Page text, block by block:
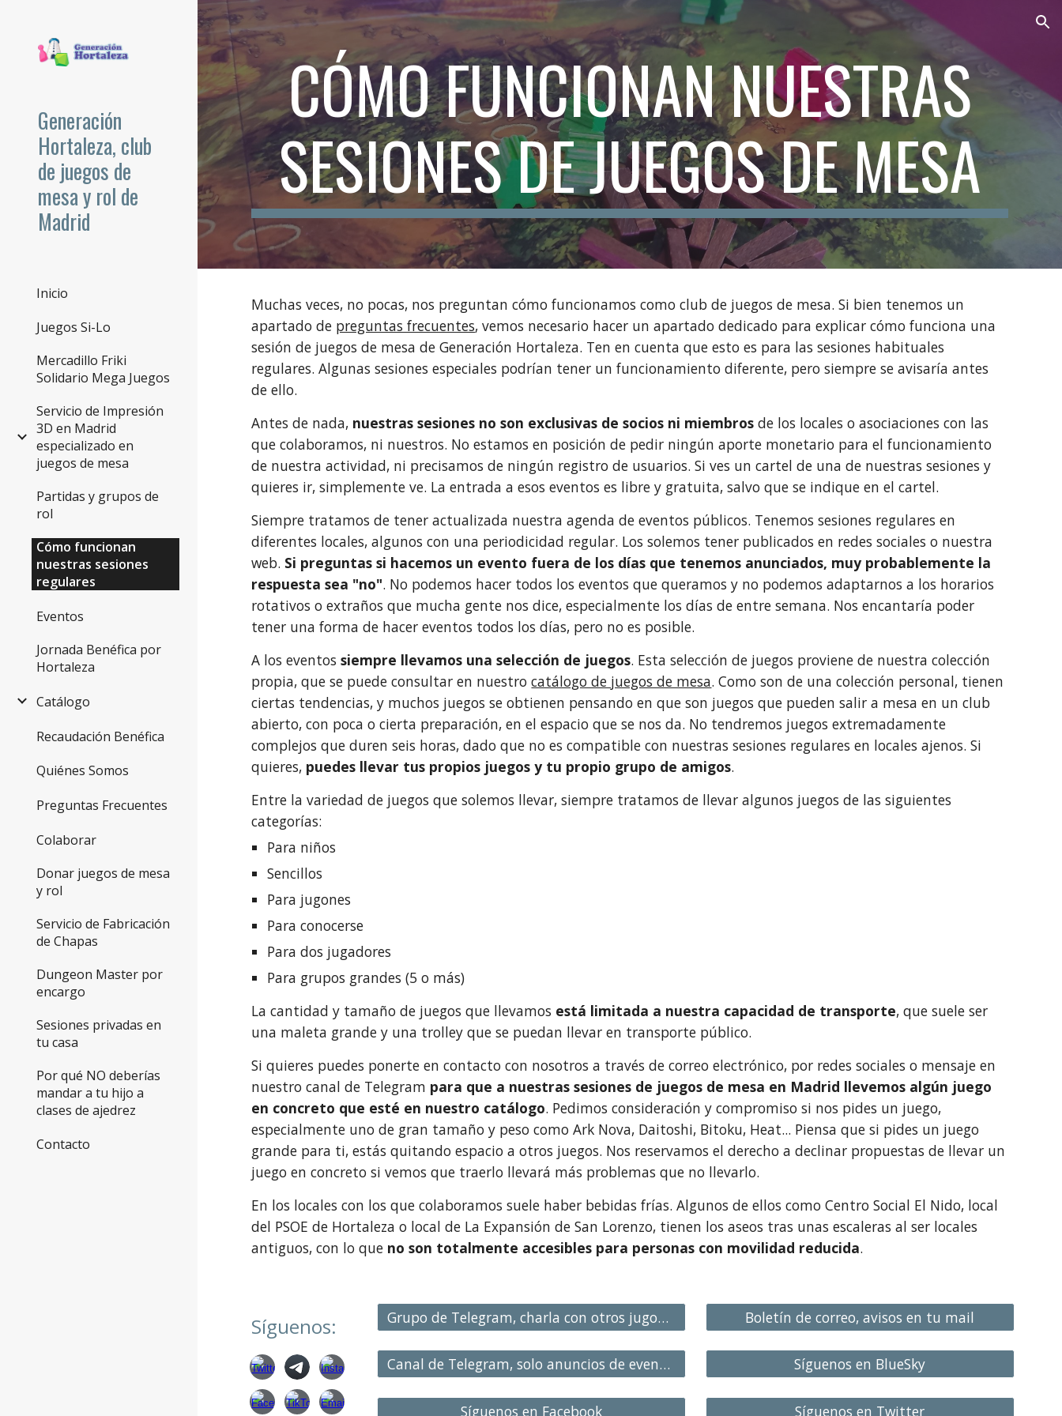
Skip to main content Skip to navigation
Generación
Hortaleza, club
de juegos de
mesa y rol de
Madrid
Inicio
Juegos Si-Lo
Mercadillo Friki
Solidario Mega Juegos
Servicio de Impresión
3D en Madrid
especializado en
juegos de mesa
Partidas y grupos de
rol
Cómo funcionan
nuestras sesiones
regulares
Eventos
Jornada Benéfica por
Hortaleza
Catálogo
Recaudación Benéfica
Quiénes Somos
Preguntas Frecuentes
Colaborar
Donar juegos de mesa
y rol
Servicio de Fabricación
de Chapas
Dungeon Master por
encargo
Sesiones privadas en
tu casa
Por qué NO deberías
mandar a tu hijo a
clases de ajedrez
Contacto
CÓMO FUNCIONAN NUESTRAS
SESIONES DE JUEGOS DE MESA
Muchas veces, no pocas, nos preguntan cómo funcionamos como club de juegos de mesa. Si bien tenemos un
apartado de preguntas frecuentes, vemos necesario hacer un apartado dedicado para explicar cómo funciona una
sesión de juegos de mesa de Generación Hortaleza. Ten en cuenta que esto es para las sesiones habituales
regulares. Algunas sesiones especiales podrían tener un funcionamiento diferente, pero siempre se avisaría antes
de ello.
Antes de nada, nuestras sesiones no son exclusivas de socios ni miembros de los locales o asociaciones con las
que colaboramos, ni nuestros. No estamos en posición de pedir ningún aporte monetario para el funcionamiento
de nuestra actividad, ni precisamos de ningún registro de usuarios. Si ves un cartel de una de nuestras sesiones y
quieres ir, simplemente ve. La entrada a esos eventos es libre y gratuita, salvo que se indique en el cartel.
Siempre tratamos de tener actualizada nuestra agenda de eventos públicos. Tenemos sesiones regulares en
diferentes locales, algunos con una periodicidad regular. Los solemos tener publicados en redes sociales o nuestra
web. Si preguntas si hacemos un evento fuera de los días que tenemos anunciados, muy probablemente la
respuesta sea "no". No podemos hacer todos los eventos que queramos y no podemos adaptarnos a los horarios
rotativos o extraños que mucha gente nos dice, especialmente los días de entre semana. Nos encantaría poder
tener una forma de hacer eventos todos los días, pero no es posible.
A los eventossiempre llevamos una selección de juegos. Esta selección de juegos proviene de nuestra colección
propia, que se puede consultar en nuestrocatálogo de juegos de mesa. Como son de una colección personal, tienen
ciertas tendencias, y muchos juegos se obtienen pensando en que son juegos que pueden salir a mesa en un club
abierto, con poca o cierta preparación, en el espacio que se nos da. No tendremos juegos extremadamente
complejos que duren seis horas, dado que no es compatible con nuestras sesiones regulares en locales ajenos. Si
quieres, puedes llevar tus propios juegos y tu propio grupo de amigos.
Entre la variedad de juegos que solemos llevar, siempre tratamos de llevar algunos juegos de las siguientes
categorías:
Para niños
Sencillos
Para jugones
Para conocerse
Para dos jugadores
Para grupos grandes (5 o más)
La cantidad y tamaño de juegos que llevamos está limitada a nuestra capacidad de transporte, que suele ser
una maleta grande y una trolley que se puedan llevar en transporte público.
Si quieres puedes ponerte en contacto con nosotros a través de correo electrónico, por redes sociales o mensaje en
nuestro canal de Telegram para que a nuestras sesiones de juegos de mesa en Madrid llevemos algún juego
en concreto que esté en nuestro catálogo. Pedimos consideración y compromiso si nos pides un juego,
especialmente uno de gran tamaño y peso como Ark Nova, Daitoshi, Bitoku, Heat... Piensa que si pides un juego
grande para ti, estás quitando espacio a otros juegos. Nos reservamos el derecho a declinar propuestas de llevar un
juego en concreto si vemos que traerlo llevará más problemas que no llevarlo.
En los locales con los que colaboramos suele haber bebidas frías. Algunos de ellos como Centro Social El Nido, local
del PSOE de Hortaleza o local de La Expansión de San Lorenzo, tienen los aseos tras unas escaleras al ser locales
antiguos, con lo que no son totalmente accesibles para personas con movilidad reducida.
Síguenos: Grupo de Telegram, charla con otros jugones
Canal de Telegram, solo anuncios de eventos
Síguenos en Facebook
Boletín de correo, avisos en tu mail
Síguenos en BlueSky
Síguenos en Twitter